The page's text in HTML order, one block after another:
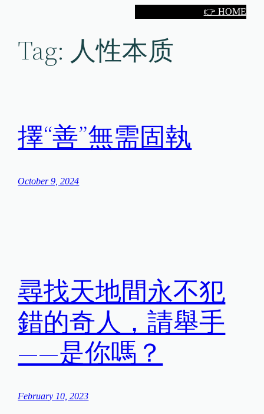
👉 HOME
Tag: 人性本质
擇“善”無需固執
October 9, 2024
尋找天地間永不犯
錯的奇人，請舉手
——是你嗎？
February 10, 2023